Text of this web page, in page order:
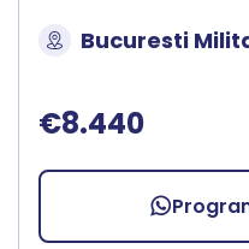
Bucuresti
€8.440